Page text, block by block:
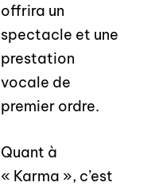
offrira un
spectacle et une
prestation
vocale de
premier ordre.
Quant à
« Karma », c’est